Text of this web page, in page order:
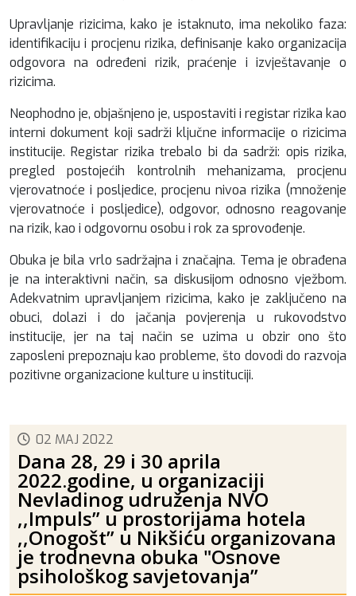
Upravljanje rizicima, kako je istaknuto, ima nekoliko faza:
identifikaciju i procjenu rizika, definisanje kako organizacija
odgovora na određeni rizik, praćenje i izvještavanje o
rizicima.
Neophodno je, objašnjeno je, uspostaviti i registar rizika kao
interni dokument koji sadrži ključne informacije o rizicima
institucije. Registar rizika trebalo bi da sadrži: opis rizika,
pregled postojećih kontrolnih mehanizama, procjenu
vjerovatnoće i posljedice, procjenu nivoa rizika (množenje
vjerovatnoće i posljedice), odgovor, odnosno reagovanje
na rizik, kao i odgovornu osobu i rok za sprovođenje.
Obuka je bila vrlo sadržajna i značajna. Tema je obrađena
je na interaktivni način, sa diskusijom odnosno vježbom.
Adekvatnim upravljanjem rizicima, kako je zaključeno na
obuci, dolazi i do jačanja povjerenja u rukovodstvo
institucije, jer na taj način se uzima u obzir ono što
zaposleni prepoznaju kao probleme, što dovodi do razvoja
pozitivne organizacione kulture u instituciji.
02 MAJ 2022
Dana 28, 29 i 30 aprila
2022.godine, u organizaciji
Nevladinog udruženja NVO
,,Impuls” u prostorijama hotela
,,Onogošt” u Nikšiću organizovana
je trodnevna obuka "Osnove
psihološkog savjetovanja”